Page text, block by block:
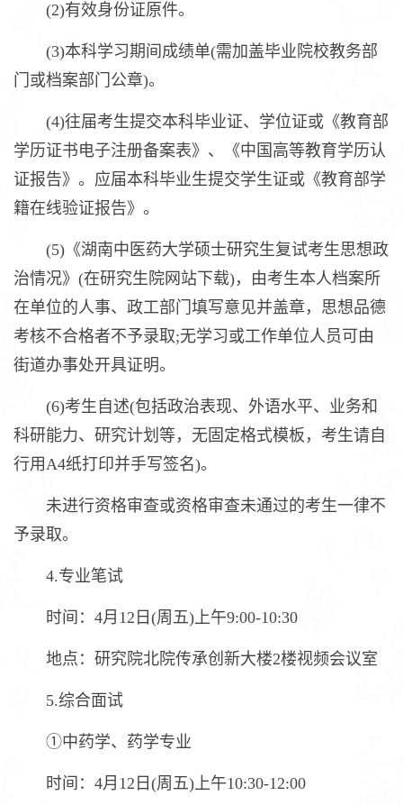
(2)有效身份证原件。
(3)本科学习期间成绩单(需加盖毕业院校教务部
门或档案部门公章)。
(4)往届考生提交本科毕业证、学位证或《教育部
学历证书电子注册备案表》、《中国高等教育学历认
证报告》。应届本科毕业生提交学生证或《教育部学
籍在线验证报告》。
(5)《湖南中医药大学硕士研究生复试考生思想政
治情况》(在研究生院网站下载)，由考生本人档案所
在单位的人事、政工部门填写意见并盖章，思想品德
考核不合格者不予录取;无学习或工作单位人员可由
街道办事处开具证明。
(6)考生自述(包括政治表现、外语水平、业务和
科研能力、研究计划等，无固定格式模板，考生请自
行用A4纸打印并手写签名)。
未进行资格审查或资格审查未通过的考生一律不
予录取。
4.专业笔试
时间：4月12日(周五)上午9:00-10:30
地点：研究院北院传承创新大楼2楼视频会议室
5.综合面试
①中药学、药学专业
时间：4月12日(周五)上午10:30-12:00